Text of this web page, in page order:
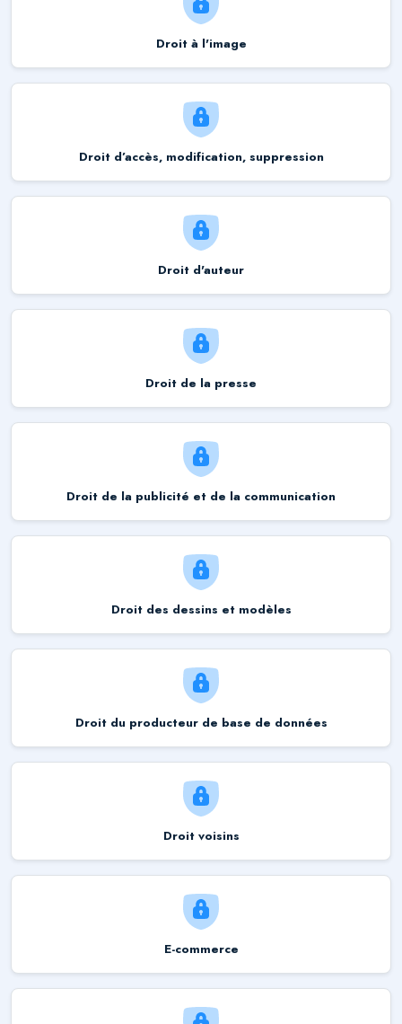
Droit à l'image
Droit d’accès, modification, suppression
Droit d'auteur
Droit de la presse
Droit de la publicité et de la communication
Droit des dessins et modèles
Droit du producteur de base de données
Droit voisins
E-commerce